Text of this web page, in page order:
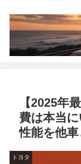
【2025年
費は本当
性能を他車
トヨタ